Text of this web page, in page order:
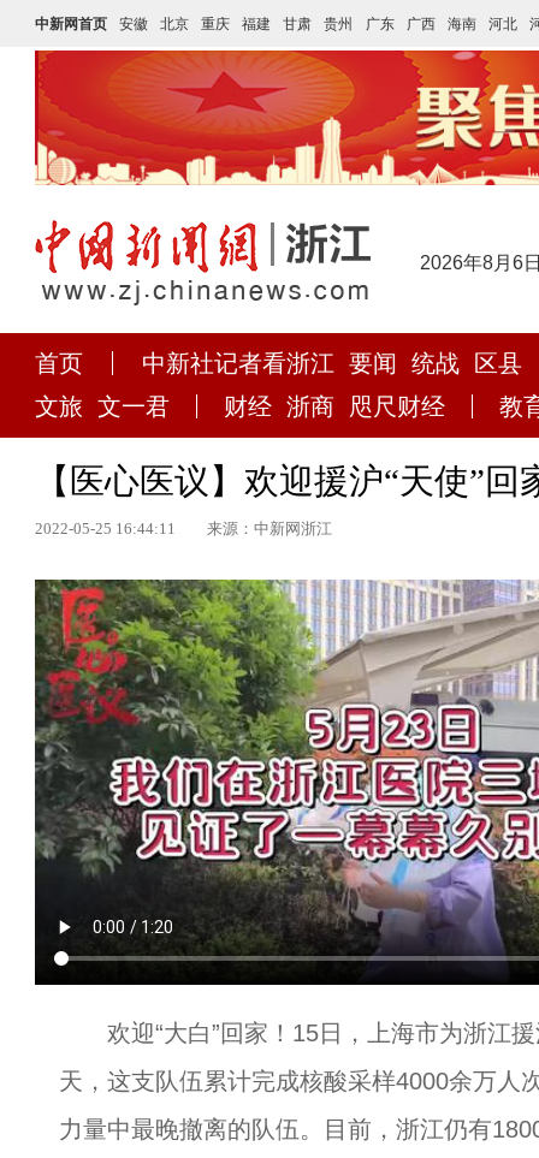
中新网首页 安徽 北京 重庆 福建 甘肃 贵州 广东 广西 海南 河北
2026年8月6
首页 中新社记者看浙江 要闻 统战
区县
文旅 文一君 财经 浙商 咫尺财经 教
【医心医议】欢迎援沪“天使”回
2022-05-25 16:44:11 来源：中新网浙江
欢迎“大白”回家！15日，上海市为浙江援
天，这支队伍累计完成核酸采样4000余万人
力量中最晚撤离的队伍。目前，浙江仍有